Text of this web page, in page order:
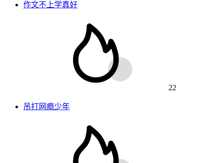
作文不上学真好
22
吊打网瘾少年